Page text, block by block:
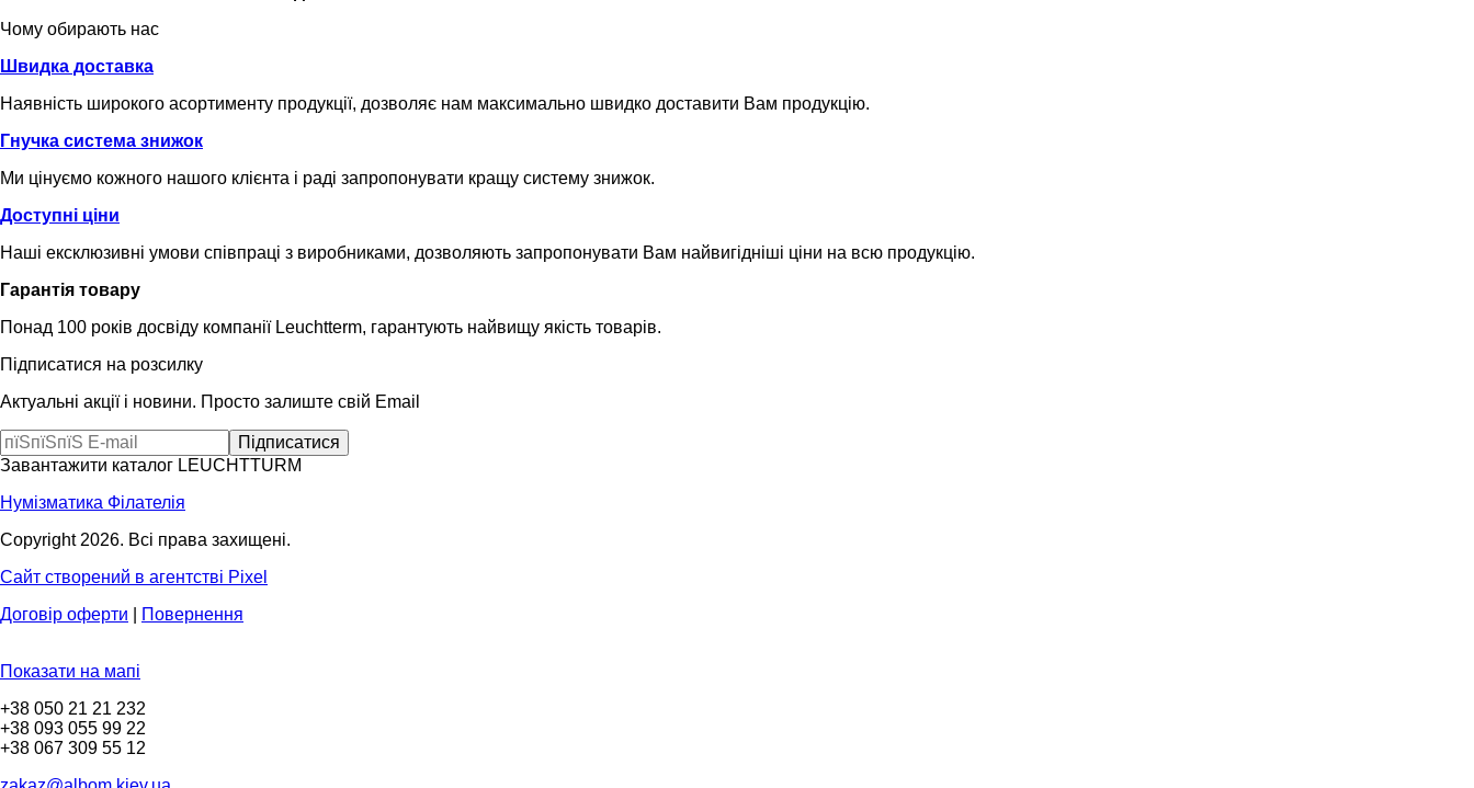
Чому обирають нас
Швидка доставка
Наявність широкого асортименту продукції, дозволяє нам максимально швидко доставити Вам продукцію.
Гнучка система знижок
Ми цінуємо кожного нашого клієнта і раді запропонувати кращу систему знижок.
Доступні ціни
Наші ексклюзивні умови співпраці з виробниками, дозволяють запропонувати Вам найвигідніші ціни на всю продукцію.
Гарантія товару
Понад 100 років досвіду компанії Leuchtterm, гарантують найвищу якість товарів.
Підписатися на розсилку
Актуальні акції і новини. Просто залиште свій Email
Завантажити каталог LEUCHTTURM
Нумізматика Філателія
Copyright 2026. Всі права захищені.
Сайт створений в агентстві Pixel
Договір оферти
Повернення
Показати на мапі
+38 050 21 21 232
+38 093 055 99 22
+38 067 309 55 12